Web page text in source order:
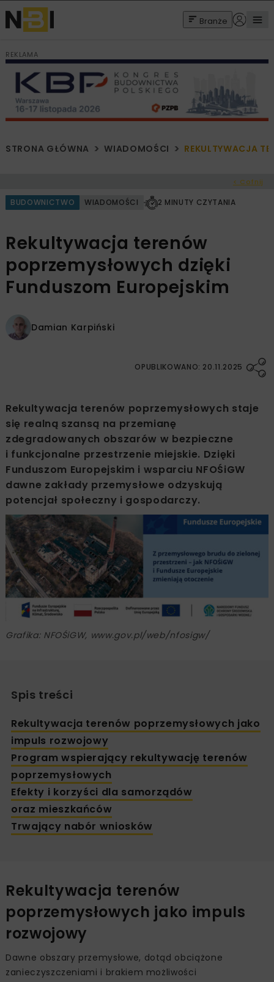
Branże
REKLAMA
STRONA GŁÓWNA WIADOMOŚCI REKULTYWACJA
< Cofnij
BUDOWNICTWO WIADOMOŚCI 2 MINUTY CZYTANIA
Rekultywacja terenów
poprzemysłowych dzięki
Funduszom Europejskim
Damian Karpiński
OPUBLIKOWANO: 20.11.2025
Rekultywacja terenów poprzemysłowych staje
się realną szansą na przemianę
zdegradowanych obszarów w bezpieczne
i funkcjonalne przestrzenie miejskie. Dzięki
Funduszom Europejskim i wsparciu NFOŚiGW
dawne zakłady przemysłowe odzyskują
potencjał społeczny i gospodarczy.
Grafika: NFOŚiGW, www.gov.pl/web/nfosigw/
Spis treści
Rekultywacja terenów poprzemysłowych jako
impuls rozwojowy
Program wspierający rekultywację terenów
poprzemysłowych
Efekty i korzyści dla samorządów
oraz mieszkańców
Trwający nabór wniosków
Rekultywacja terenów
poprzemysłowych jako impuls
rozwojowy
Dawne obszary przemysłowe, dotąd obciążone
zanieczyszczeniami i brakiem możliwości